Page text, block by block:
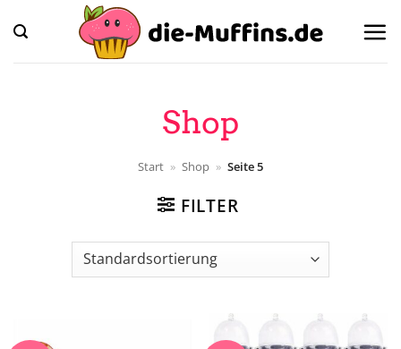
Inhalt
springen
Shop
Start » Shop » Seite 5
FILTER